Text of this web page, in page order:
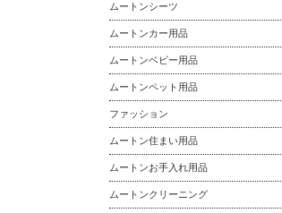
ムートンシーツ
ムートンカー用品
ムートンベビー用品
ムートンペット用品
ファッション
ムートン住まい用品
ムートンお手入れ用品
ムートンクリーニング